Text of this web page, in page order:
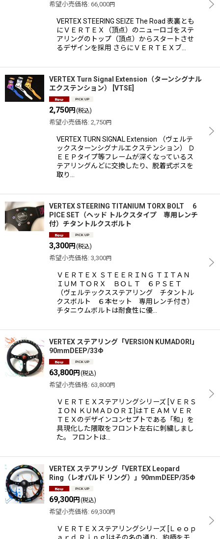
希望小売価格: 66,000円
VERTEX STEERING SEIZE The Road 表裏とも
にＶＥＲＴＥＸ（頂点）のニューロゴをステ
アリングのトップ（頂点）からスタートさせ
るデザインを採用 さらにＶＥＲＴＥＸブ…
VERTEX Turn Signal Extension（ターンシグナル
エクステンション）
VTSE
2,750円 (税込)
希望小売価格: 2,750円
VERTEX TURN SIGNAL Extension （ヴェルテ
ックスターンシグナルエクステンション） Ｄ
ＥＥＰタイプ等フレームが深くなっているス
テアリングんどに交換したり、脱着式ボスを
取り…
VERTEX STEERING TITANIUM TORX BOLT 6
PICE SET（ヘッド トルクスタイプ 専用レンチ
付）チタントルクスボルト
3,300円 (税込)
希望小売価格: 3,300円
ＶＥＲＴＥＸ ＳＴＥＥＲＩＮＧ ＴＩＴＡＮ
ＩＵＭ ＴＯＲＸ ＢＯＬＴ ６ＰＳＥＴ
（ヴェルテックスステアリング チタントル
クスボルト ６本セット 専用レンチ付き）
チタニウムボルトは耐食性に優…
VERTEX ステアリング「VERSION KUMADORI」
90mmDEEP/33Φ
63,800円 (税込)
希望小売価格: 63,800円
ＶＥＲＴＥＸステアリングシリーズ [ＶＥＲＳ
ＩＯＮ ＫＵＭＡＤＯＲＩ]はＴＥＡＭ ＶＥＲ
ＴＥＸのデザインコンセプトである「和」を
具現化した隈取をフロント左右に刺繍しまし
た。 フロントは…
VERTEX ステアリング「VERTEX Leopard
Ring（レオパルド リング）」90mmDEEP/35Φ
69,300円 (税込)
希望小売価格: 69,300円
ＶＥＲＴＥＸステアリングシリーズ [Ｌｅｏｐ